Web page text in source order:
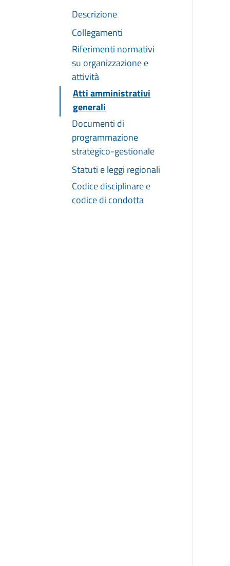
Descrizione
Collegamenti
Riferimenti normativi
su organizzazione e
attività
Atti amministrativi
generali
Documenti di
programmazione
strategico-gestionale
Statuti e leggi regionali
Codice disciplinare e
codice di condotta